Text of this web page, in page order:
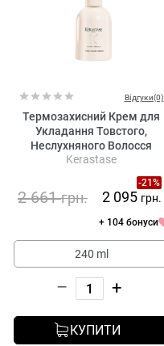
Відгуки(0)
Термозахисний Крем для
Укладання Товстого,
Неслухняного Волосся
Kerastase Gloss Absolu Frizz-
Kerastase
-21%
2 661грн. 2 095 грн.
+ 104 бонуси
240 ml
– +
КУПИТИ